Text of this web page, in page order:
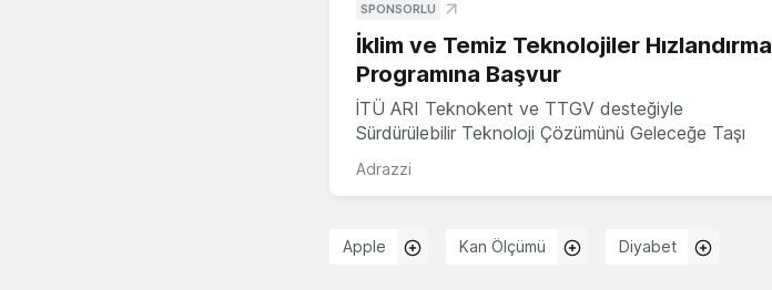
SPONSORLU
İklim ve Temiz Teknolojiler Hızlandırma
Programına Başvur
İTÜ ARI Teknokent ve TTGV desteğiyle
Sürdürülebilir Teknoloji Çözümünü Geleceğe Taşı
Adrazzi
Apple Kan Ölçümü Diyabet